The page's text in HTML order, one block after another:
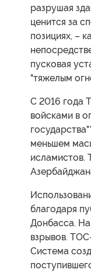
разрушая
ценится за
позициях, –
пусковая
"тяжелым
С 2016 года
войсками в
меньшем
исламистов.
благодаря
Донбасса.
взрывов.
Система